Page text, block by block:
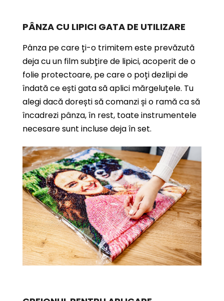
PÂNZA CU LIPICI GATA DE UTILIZARE
Pânza pe care ți-o trimitem este prevăzută
deja cu un film subțire de lipici, acoperit de o
folie protectoare, pe care o poți dezlipi de
îndată ce ești gata să aplici mărgeluțele. Tu
alegi dacă dorești să comanzi și o ramă ca să
încadrezi pânza, în rest, toate instrumentele
necesare sunt incluse deja în set.